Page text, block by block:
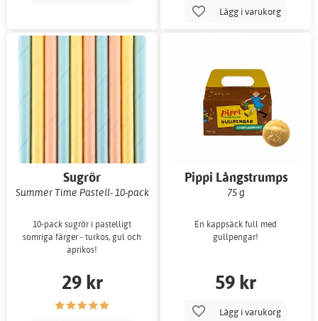
Lägg i varukorg
Sugrör
Summer Time Pastell- 10-pack
10-pack sugrör i pastelligt
somriga färger - turkos, gul och
aprikos!
29 kr
Pippi Långstrumps
kappssäck- Guldpengar i
75 g
En kappsäck full med
gullpengar!
59 kr
Lägg i varukorg